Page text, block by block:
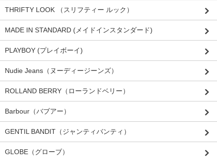
THRIFTY LOOK （スリフティー ルック）
MADE IN STANDARD (メイドインスタンダード)
PLAYBOY (プレイボーイ)
Nudie Jeans（ヌーディージーンズ）
ROLLAND BERRY（ローランドベリー）
Barbour（バブアー）
GENTIL BANDIT（ジャンティバンティ）
GLOBE（グローブ）